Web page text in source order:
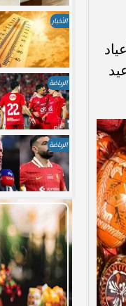
عيد
الأخبار
الرياضة
الرياضة